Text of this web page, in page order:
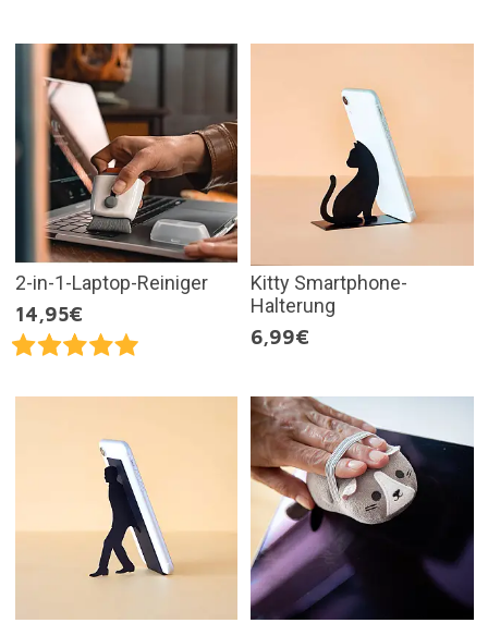
2-in-1-Laptop-Reiniger
14,95€
Kitty Smartphone-
Halterung
6,99€